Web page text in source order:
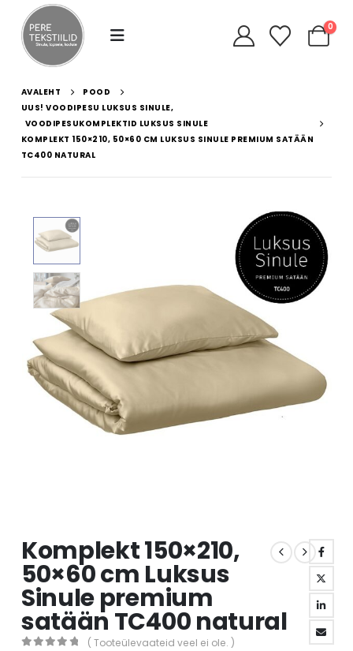
0
AVALEHT
POOD
UUS! VOODIPESU LUKSUS SINULE,
VOODIPESUKOMPLEKTID LUKSUS SINULE
KOMPLEKT 150×210, 50×60 CM LUKSUS SINULE PREMIUM SATÄÄN
TC400 NATURAL
Komplekt 150×210,
50×60 cm Luksus
Sinule premium
satään TC400 natural
( Tooteülevaateid veel ei ole. )